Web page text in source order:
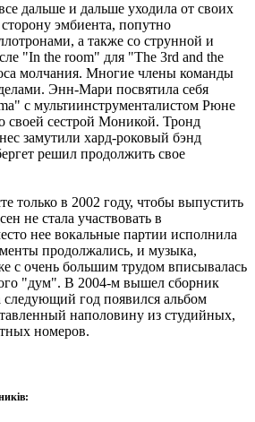
дальше и дальше уходила от своих
эмбиента, попутно
а также со струнной и
"In the room" для "The 3rd and the
молчания. Многие члены команды
Энн-Мари посвятила себя
с мультиинструменталистом Рюне
своей сестрой Моникой. Тронд
замутили хард-роковый бэнд
решил продолжить свое
только в 2002 году, чтобы выпустить
не стала участвовать в
нее вокальные партии исполнила
продолжались, и музыка,
с очень большим трудом вписывалась
"дум". В 2004-м вышел сборник
следующий год появился альбом
наполовину из студийных,
номеров.